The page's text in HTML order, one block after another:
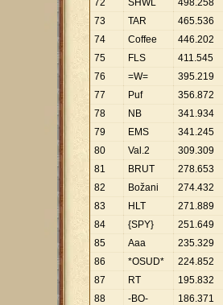
72
SHWL 498.258
73
TAR 465.536
74
Coffee 446.202
75
FLS 411.545
76
=W= 395.219
77
Puf 356.872
78
NB 341.934
79
EMS 341.245
80
Val.2 309.309
81
BRUT 278.653
82
Božani 274.432
83
HLT 271.889
84
{SPY} 251.649
85
Aaa 235.329
86
*OSUD* 224.852
87
RT 195.832
88
-BO- 186.371